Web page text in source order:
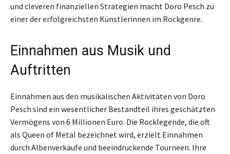
und cleveren finanziellen Strategien macht Doro Pesch zu
einer der erfolgreichsten Künstlerinnen im Rockgenre.
Einnahmen aus Musik und
Auftritten
Einnahmen aus den musikalischen Aktivitäten von Doro
Pesch sind ein wesentlicher Bestandteil ihres geschätzten
Vermögens von 6 Millionen Euro. Die Rocklegende, die oft
als Queen of Metal bezeichnet wird, erzielt Einnahmen
durch Albenverkäufe und beeindruckende Tourneen. Ihre